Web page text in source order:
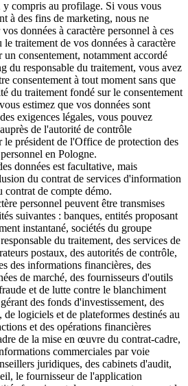
y compris au profilage. Si vous vous
à des fins de marketing, nous ne
données à caractère personnel à ces
traitement de vos données à caractère
un consentement, notamment accordé
du responsable du traitement, vous avez
consentement à tout moment sans que
du traitement fondé sur le consentement
estimez que vos données sont
exigences légales, vous pouvez
de l'autorité de contrôle
le président de l'Office de protection des
en Pologne.
données est facultative, mais
du contrat de services d'information
contrat de compte démo.
personnel peuvent être transmises
suivantes : banques, entités proposant
instantané, sociétés du groupe
du traitement, des services de
postaux, des autorités de contrôle,
des informations financières, des
de marché, des fournisseurs d'outils
et de lutte contre le blanchiment
des fonds d'investissement, des
logiciels et de plateformes destinés au
et des opérations financières
de la mise en œuvre du contrat-cadre,
commerciales par voie
juridiques, des cabinets d'audit,
le fournisseur de l'application